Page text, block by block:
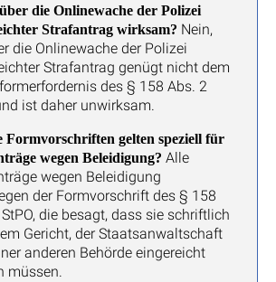
die Onlinewache der Polizei
Strafantrag wirksam? Nein,
die Onlinewache der Polizei
Strafantrag genügt nicht dem
des § 158 Abs. 2
ist daher unwirksam.
Formvorschriften gelten speziell für
wegen Beleidigung? Alle
wegen Beleidigung
der Formvorschrift des § 158
die besagt, dass sie schriftlich
Gericht, der Staatsanwaltschaft
anderen Behörde eingereicht
müssen.